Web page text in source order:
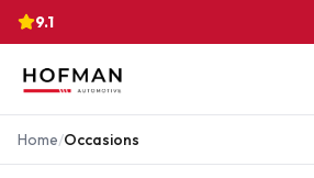
9.1
Home/Occasions